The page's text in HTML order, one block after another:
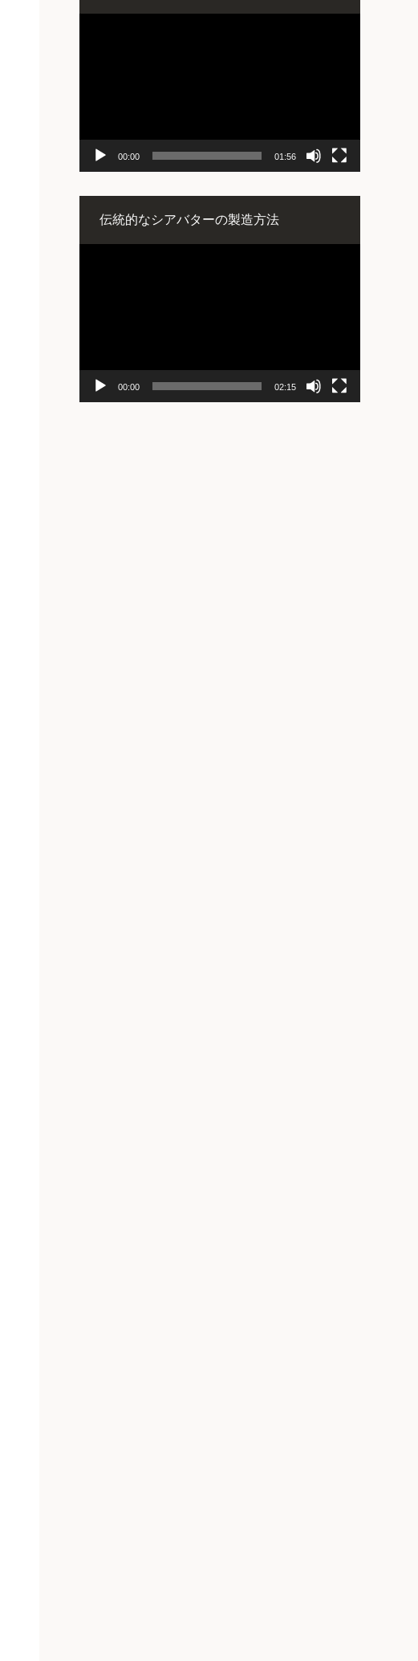
00:00 01:56
伝統的なシアバターの製造方法
00:00 02:15